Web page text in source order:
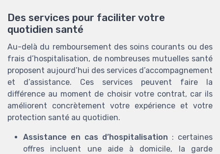
Des services pour faciliter votre
quotidien santé
Au-delà du remboursement des soins courants ou des
frais d’hospitalisation, de nombreuses mutuelles santé
proposent aujourd’hui des services d’accompagnement
et d’assistance. Ces services peuvent faire la
différence au moment de choisir votre contrat, car ils
améliorent concrètement votre expérience et votre
protection santé au quotidien.
Assistance en cas d’hospitalisation : certaines
offres incluent une aide à domicile, la garde